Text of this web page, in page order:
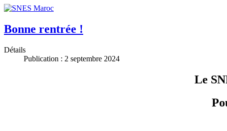
Bonne rentrée !
Détails
Publication : 2 septembre 2024
Le